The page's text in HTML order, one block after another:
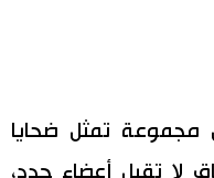
تمثل ضحايا
لا تقبل أعضاء جدد،